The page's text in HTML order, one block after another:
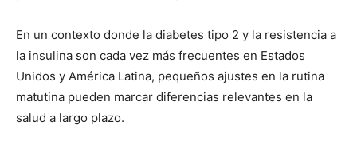
En un contexto donde la diabetes tipo 2 y la resistencia a
la insulina son cada vez más frecuentes en Estados
Unidos y América Latina, pequeños ajustes en la rutina
matutina pueden marcar diferencias relevantes en la
salud a largo plazo.